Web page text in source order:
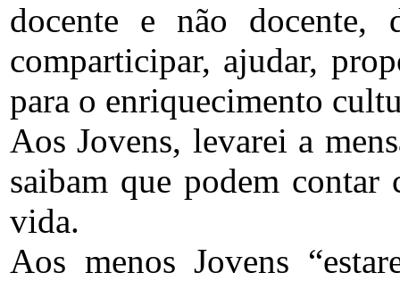
docente e não docente,
comparticipar, ajudar,
para o enriquecimento
Aos Jovens, levarei a
saibam que podem
vida.
Aos menos Jovens